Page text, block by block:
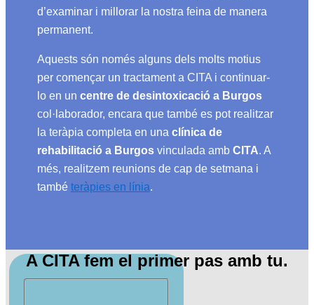
d’examinar i millorar la nostra feina de manera
permanent.
Aquests són només alguns dels molts motius
per començar un tractament a CITA i continuar-
lo en un centre de desintoxicació a Burgos
col·laborador, encara que també es pot realitzar
la teràpia completa en una clínica de
rehabilitació a Burgosvinculada amb CITA. A
més, realitzem reunions de cap de setmana i
també teràpies en línia.
A CITA fem el primer pas amb tu.